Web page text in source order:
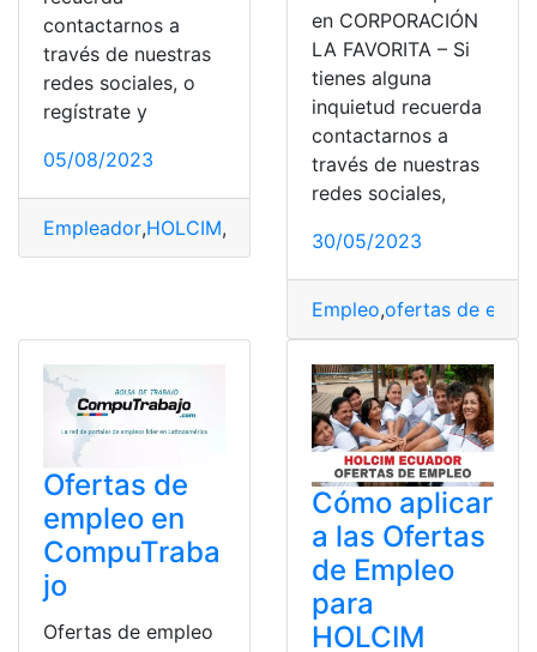
contactarnos a
través de nuestras
redes sociales, o
regístrate y
05/08/2023
Empleador,HOLCIM, ofertas de empleo
en CORPORACIÓN
LA FAVORITA – Si
tienes alguna
inquietud recuerda
contactarnos a
través de nuestras
redes sociales,
30/05/2023
Empleo,ofertas de
Ofertas de
empleo en
CompuTraba
jo
Ofertas de empleo
Cómo aplicar
a las Ofertas
de Empleo
para
HOLCIM